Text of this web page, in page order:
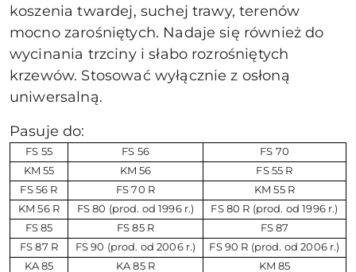
koszenia twardej, suchej trawy, terenów
mocno zarośniętych. Nadaje się również do
wycinania trzciny i słabo rozrośniętych
krzewów. Stosować wyłącznie z osłoną
uniwersalną.
Pasuje do:
FS 55 FS 56
FS 70
KM 55
KM 56
FS 55 R
FS 56 R
FS 70 R
KM 55 R
KM 56 R
FS 80 (prod. od 1996 r.)
FS 80 R (prod. od 1996 r.)
FS 85
FS 85 R
FS 87
FS 87 R
FS 90 (prod. od 2006 r.)
FS 90 R (prod. od 2006 r.)
KA 85
KA 85 R
KM 85